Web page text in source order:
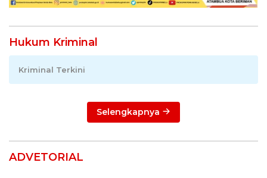
Hukum Kriminal
Kriminal Terkini
Selengkapnya
ADVETORIAL